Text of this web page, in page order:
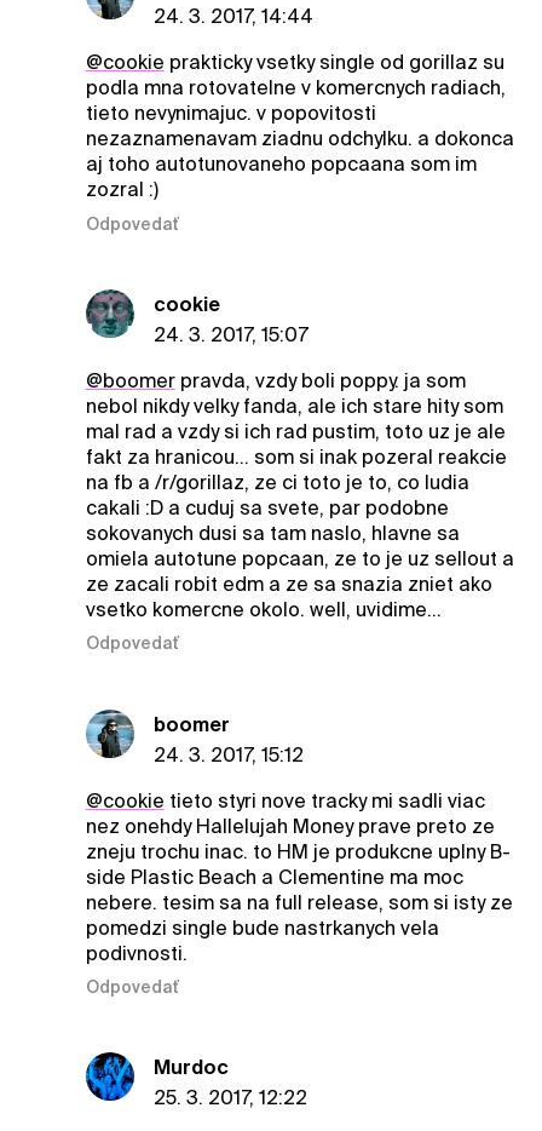
24. 3. 2017, 14:44
@cookie prakticky vsetky single od gorillaz su
podla mna rotovatelne v komercnych radiach,
tieto nevynimajuc. v popovitosti
nezaznamenavam ziadnu odchylku. a dokonca
aj toho autotunovaneho popcaana som im
zozral :)
Odpovedať
cookie
24. 3. 2017, 15:07
@boomerpravda, vzdy boli poppy. ja som
nebol nikdy velky fanda, ale ich stare hity som
mal rad a vzdy si ich rad pustim, toto uz je ale
fakt za hranicou... som si inak pozeral reakcie
na fb a /r/gorillaz, ze ci toto je to, co ludia
cakali :D a cuduj sa svete, par podobne
sokovanych dusi sa tam naslo, hlavne sa
omiela autotune popcaan, ze to je uz sellout a
ze zacali robit edm a ze sa snazia zniet ako
vsetko komercne okolo. well, uvidime...
Odpovedať
boomer
24. 3. 2017, 15:12
@cookie tieto styri nove tracky mi sadli viac
nez onehdy Hallelujah Money prave preto ze
zneju trochu inac. to HM je produkcne uplny B-
side Plastic Beach a Clementine ma moc
nebere. tesim sa na full release, som si isty ze
pomedzi single bude nastrkanych vela
podivnosti.
Odpovedať
Murdoc
25. 3. 2017, 12:22